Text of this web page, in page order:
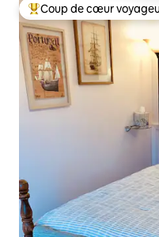
Coups de cœur
Coup de cœur